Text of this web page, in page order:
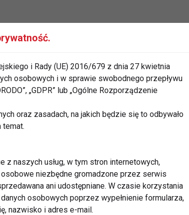
świętowali
i
przez
pracy
Academy
i Rady (UE) 2016/679 z dnia 27 kwietnia
osobowych i w sprawie swobodnego przepływu
„GDPR” lub „Ogólne Rozporządzenie
oraz zasadach, na jakich będzie się to odbywało
temat.
naszych usług, w tym stron internetowych,
niezbędne gromadzone przez serwis
ani udostępniane. W czasie korzystania
osobowych poprzez wypełnienie formularza,
nazwisko i adres e-mail.